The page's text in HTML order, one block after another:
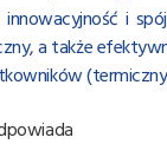
i
a także